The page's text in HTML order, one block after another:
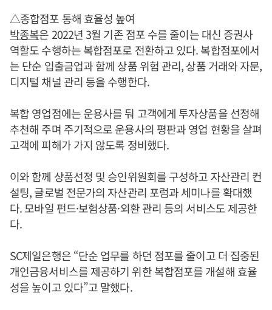
△종합점포 통해 효율성 높여
박종복은 2022년 3월 기존 점포 수를 줄이는 대신 증권사
역할도 수행하는 복합점포로 전환하고 있다. 복합점포에서
는 단순 입출금업과 함께 상품 위험 관리, 상품 거래와 자문,
디지털 채널 관리 등을 수행한다.
복합 영업점에는 운용사를 둬 고객에게 투자상품을 선정해
추천해 주며 주기적으로 운용사의 평판과 영업 현황을 살펴
고객에 피해가 가지 않도록 정비했다.
이와 함께 상품선정 및 승인위원회를 구성하고 자산관리 컨
설팅, 글로벌 전문가의 자산관리 포럼과 세미나를 확대했
다. 모바일 펀드·보험상품·외환 관리 등의 서비스도 제공한
다.
SC제일은행은 “단순 업무를 하던 점포를 줄이고 더 집중된
개인금융서비스를 제공하기 위한 복합점포를 개설해 효율
성을 높이고 있다”고 말했다.